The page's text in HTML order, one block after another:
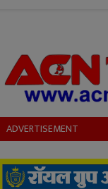
ADVERTISEMENT